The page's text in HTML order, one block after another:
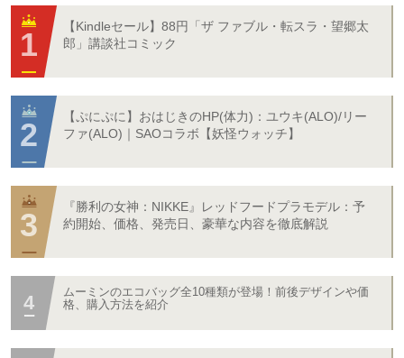
【Kindleセール】88円「ザ ファブル・転スラ・望郷太
郎」講談社コミック
【ぷにぷに】おはじきのHP(体力)：ユウキ(ALO)/リー
ファ(ALO)｜SAOコラボ【妖怪ウォッチ】
『勝利の女神：NIKKE』レッドフードプラモデル：予
約開始、価格、発売日、豪華な内容を徹底解説
ムーミンのエコバッグ全10種類が登場！前後デザインや価
格、購入方法を紹介